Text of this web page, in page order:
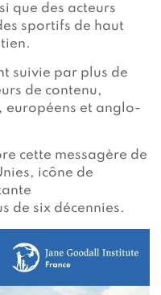
que des acteurs
sportifs de haut
suivie par plus de
de contenu,
européens et anglo-
cette messagère de
icône de
de six décennies.